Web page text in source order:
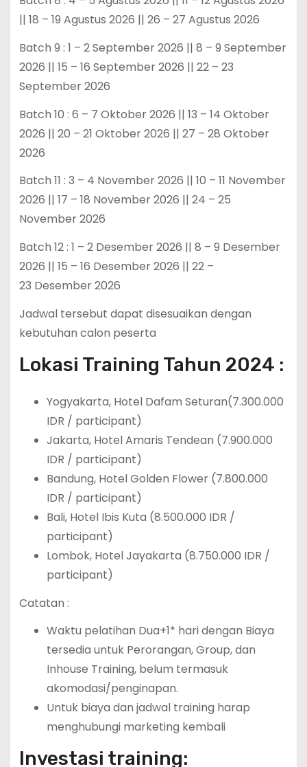
|| 18 – 19 Agustus 2026 || 26 – 27 Agustus 2026
Batch 9 : 1 – 2 September 2026 || 8 – 9 September
2026 || 15 – 16 September 2026 || 22 – 23
September 2026
Batch 10 : 6 – 7 Oktober 2026 || 13 – 14 Oktober
2026 || 20 – 21 Oktober 2026 || 27 – 28 Oktober
2026
Batch 11 : 3 – 4 November 2026 || 10 – 11 November
2026 || 17 – 18 November 2026 || 24 – 25
November 2026
Batch 12 : 1 – 2 Desember 2026 || 8 – 9 Desember
2026 || 15 – 16 Desember 2026 || 22 –
23 Desember 2026
Jadwal tersebut dapat disesuaikan dengan
kebutuhan calon peserta
Lokasi Training Tahun 2024 :
Yogyakarta, Hotel Dafam Seturan(7.300.000
IDR / participant)
Jakarta, Hotel Amaris Tendean (7.900.000
IDR / participant)
Bandung, Hotel Golden Flower (7.800.000
IDR / participant)
Bali, Hotel Ibis Kuta (8.500.000 IDR /
participant)
Lombok, Hotel Jayakarta (8.750.000 IDR /
participant)
Catatan :
Waktu pelatihan Dua+1* hari dengan Biaya
tersedia untuk Perorangan, Group, dan
Inhouse Training, belum termasuk
akomodasi/penginapan.
Untuk biaya dan jadwal training harap
menghubungi marketing kembali
Investasi training: